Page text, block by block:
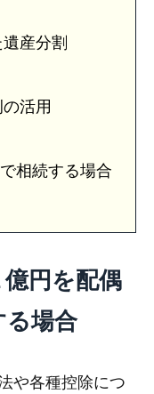
産分割
活用
相続する場合
億円を配偶
る場合
や各種控除につ